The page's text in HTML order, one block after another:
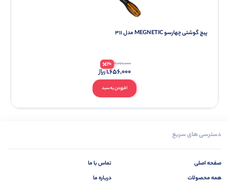
پیچ گوشتی چهارسو MEGNETIC مدل 311
افزودن به سبد
2,070,000
20
1,656,000
دسترسی های سریع
صفحه اصلی
همه محصولات
تماس با ما
درباره ما